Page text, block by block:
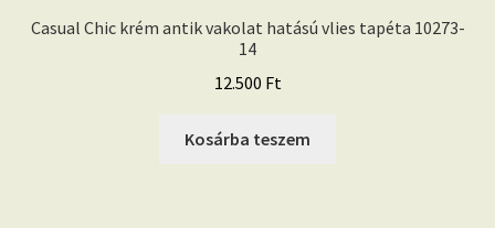
Casual Chic krém antik vakolat hatású vlies tapéta 10273-
14
12.500 Ft
Kosárba teszem